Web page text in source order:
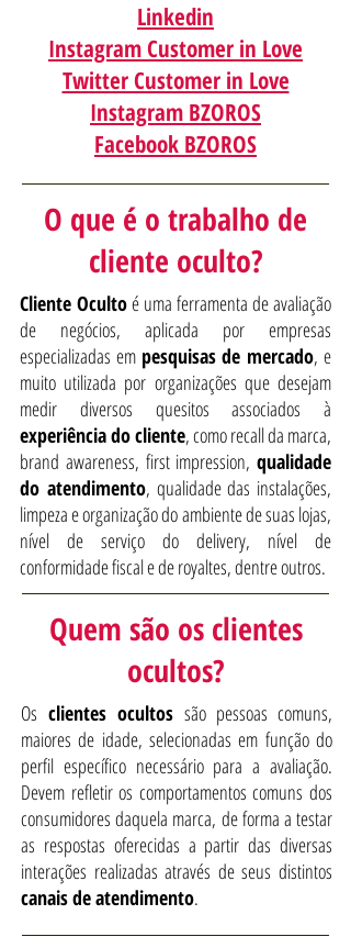
Linkedin
Instagram Customer in Love
Twitter Customer in Love
Instagram BZOROS
Facebook BZOROS
O que é o trabalho de
cliente oculto?
Cliente Ocultoé uma ferramenta de avaliação
de negócios, aplicada por empresas
especializadas em pesquisas de mercado, e
muito utilizada por organizações que desejam
medir diversos quesitos associados à
experiência do cliente, como recall da marca,
brand awareness, first impression, qualidade
do atendimento, qualidade das instalações,
limpeza e organização do ambiente de suas lojas,
nível de serviço do delivery, nível de
conformidade fiscal e de royaltes, dentre outros.
Quem são os clientes
ocultos?
Os clientes ocultos são pessoas comuns,
maiores de idade, selecionadas em função do
perfil específico necessário para a avaliação.
Devem refletir os comportamentos comuns dos
consumidores daquela marca, de forma a testar
as respostas oferecidas a partir das diversas
interações realizadas através de seus distintos
canais de atendimento.